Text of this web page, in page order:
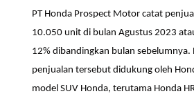
PT Honda Prospect Motor catat
10.050 unit di bulan Agustus 2023
12% dibandingkan bulan sebelumnya.
penjualan tersebut didukung oleh
model SUV Honda, terutama Honda